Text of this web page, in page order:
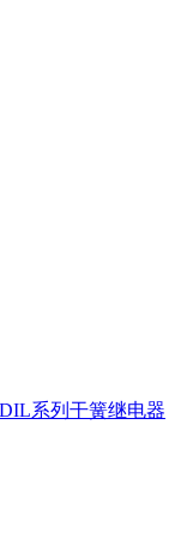
系列干簧继电器